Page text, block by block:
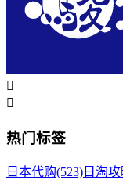


热门标签
日本代购(523) 日淘